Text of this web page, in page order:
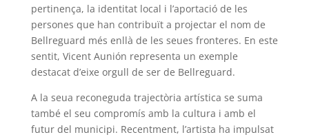
pertinença, la identitat local i l’aportació de les
persones que han contribuït a projectar el nom de
Bellreguard més enllà de les seues fronteres. En este
sentit, Vicent Aunión representa un exemple
destacat d’eixe orgull de ser de Bellreguard.
A la seua reconeguda trajectòria artística se suma
també el seu compromís amb la cultura i amb el
futur del municipi. Recentment, l’artista ha impulsat